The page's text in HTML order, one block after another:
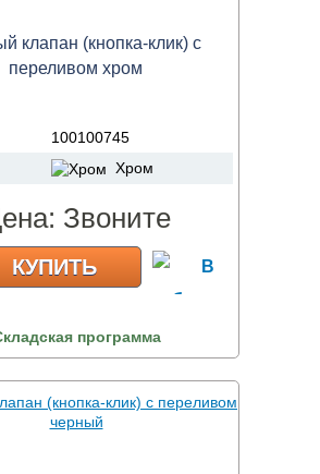
клапан (кнопка-клик) с
переливом хром
100100745
Хром
Звоните
КУПИТЬ
программа